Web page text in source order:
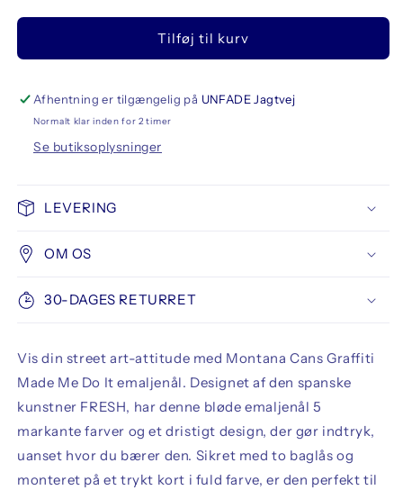
Enamel
Graffiti
Made
Me
Do
Enamel
Graffiti
Made
Me
Do
Tilføj til kurv
Afhentning er tilgængelig på UNFADE Jagtvej
Normalt klar inden for 2 timer
Se butiksoplysninger
LEVERING
OM OS
30-DAGES RETURRET
Vis din street art-attitude med Montana Cans Graffiti
Made Me Do It emaljenål. Designet af den spanske
kunstner FRESH, har denne bløde emaljenål 5
markante farver og et dristigt design, der gør indtryk,
uanset hvor du bærer den. Sikret med to baglås og
monteret på et trykt kort i fuld farve, er den perfekt til